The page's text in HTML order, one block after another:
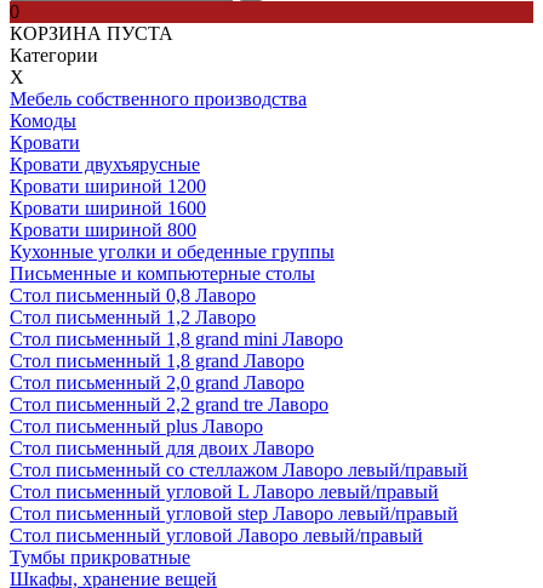
0
КОРЗИНА ПУСТА
Категории
Х
Мебель собственного производства
Комоды
Кровати
Кровати двухъярусные
Кровати шириной 1200
Кровати шириной 1600
Кровати шириной 800
Кухонные уголки и обеденные группы
Письменные и компьютерные столы
Стол письменный 0,8 Лаворо
Стол письменный 1,2 Лаворо
Стол письменный 1,8 grand mini Лаворо
Стол письменный 1,8 grand Лаворо
Стол письменный 2,0 grand Лаворо
Стол письменный 2,2 grand tre Лаворо
Стол письменный plus Лаворо
Стол письменный для двоих Лаворо
Стол письменный со стеллажом Лаворо левый/правый
Стол письменный угловой L Лаворо левый/правый
Стол письменный угловой step Лаворо левый/правый
Стол письменный угловой Лаворо левый/правый
Тумбы прикроватные
Шкафы, хранение вещей